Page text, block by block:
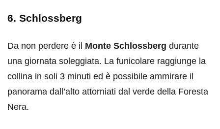
6. Schlossberg
Da non perdere è il Monte Schlossberg durante
una giornata soleggiata. La funicolare raggiunge la
collina in soli 3 minuti ed è possibile ammirare il
panorama dall’alto attorniati dal verde della Foresta
Nera.